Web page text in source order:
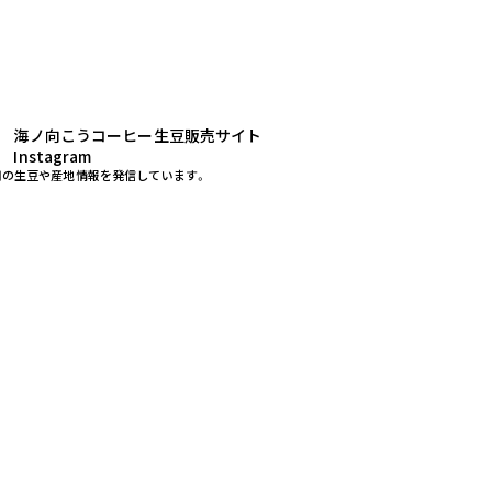
海ノ向こうコーヒー生豆販売サイト
Instagram
生豆や産地情報を発信しています。